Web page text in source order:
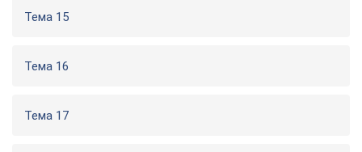
Тема 15
Тема 16
Тема 17